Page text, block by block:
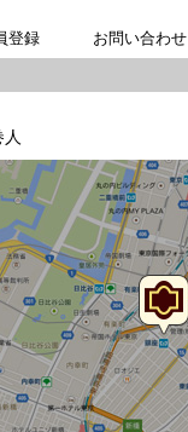
登録 お問い合わせ